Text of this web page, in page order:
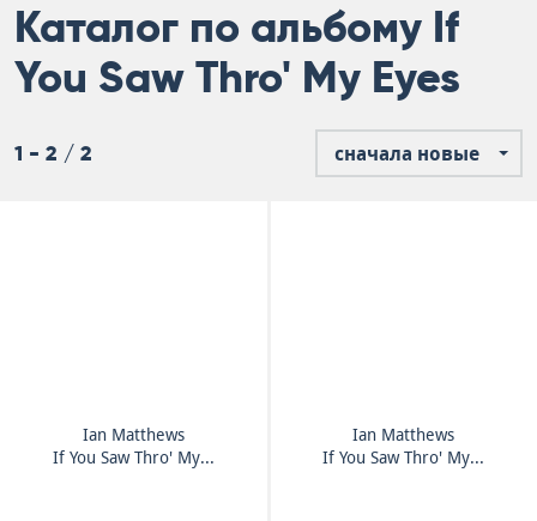
Каталог по альбому If
You Saw Thro' My Eyes
1 - 2 / 2 сначала новые
Ian Matthews
If You Saw Thro' My...
Ian Matthews
If You Saw Thro' My...